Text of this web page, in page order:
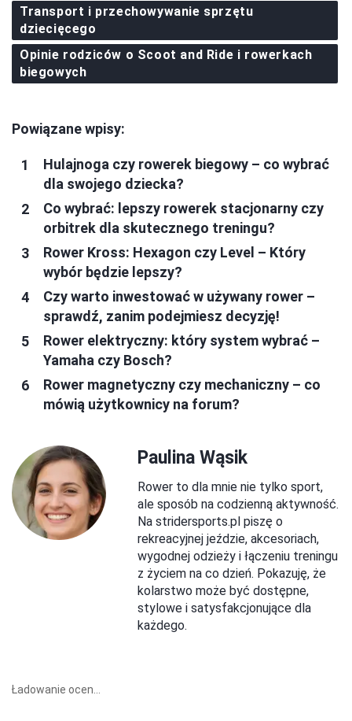
Transport i przechowywanie sprzętu
dziecięcego
Opinie rodziców o Scoot and Ride i rowerkach
biegowych
Powiązane wpisy:
Hulajnoga czy rowerek biegowy – co wybrać
dla swojego dziecka?
Co wybrać: lepszy rowerek stacjonarny czy
orbitrek dla skutecznego treningu?
Rower Kross: Hexagon czy Level – Który
wybór będzie lepszy?
Czy warto inwestować w używany rower –
sprawdź, zanim podejmiesz decyzję!
Rower elektryczny: który system wybrać –
Yamaha czy Bosch?
Rower magnetyczny czy mechaniczny – co
mówią użytkownicy na forum?
Paulina Wąsik
Rower to dla mnie nie tylko sport,
ale sposób na codzienną aktywność.
Na stridersports.pl piszę o
rekreacyjnej jeździe, akcesoriach,
wygodnej odzieży i łączeniu treningu
z życiem na co dzień. Pokazuję, że
kolarstwo może być dostępne,
stylowe i satysfakcjonujące dla
każdego.
Ładowanie ocen...